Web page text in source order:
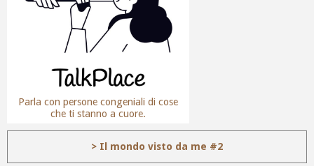
Parla con persone congeniali di cose
che ti stanno a cuore.
> Il mondo visto da me #2